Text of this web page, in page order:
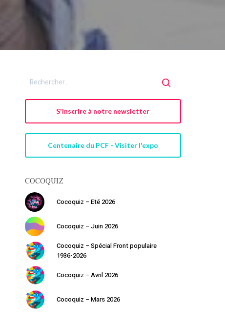
S'inscrire à notre newsletter
Centenaire du PCF - Visiter l'expo
COCOQUIZ
Cocoquiz – Eté 2026
Cocoquiz – Juin 2026
Cocoquiz – Spécial Front populaire
1936-2026
Cocoquiz – Avril 2026
Cocoquiz – Mars 2026